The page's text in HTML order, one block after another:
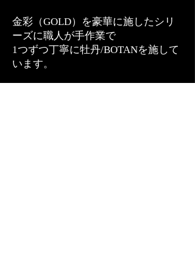
金彩（GOLD）を豪華に施したシリ
ーズに職人が手作業で
1つずつ丁寧に牡丹/BOTANを施して
います。